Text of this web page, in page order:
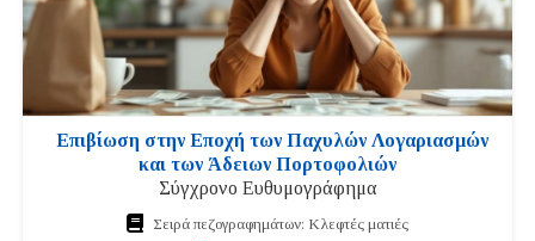
Επιβίωση στην Εποχή των Παχυλών Λογαριασμών
και των Άδειων Πορτοφολιών
Σύγχρονο Ευθυμογράφημα
Σειρά πεζογραφημάτων: Κλεφτές ματιές